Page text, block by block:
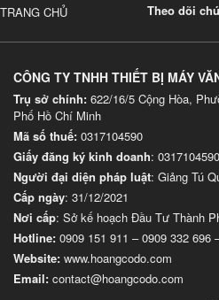
TRANG CHỦ Theo dõi
CÔNG TY TNHH THIẾT BỊ MÁY
Trụ sở chính: 622/16/5 Cộng Hòa,
Phố Hồ Chí Minh
Mã số thuế: 0317104590
Giấy đăng ký kinh doanh: 0317104590
Người đại diện pháp luật: Giảng Tú
Cấp ngày: 31/12/2021
Nơi cấp: Sở kế hoạch Đầu Tư Thành
Hotline: 0909 151 911 –0909 332 696
Website: www.hoangcodo.com
Email: contact@hoangcodo.com